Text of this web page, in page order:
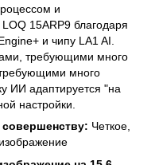
и
15ARP9 благодаря
и чипу LA1 AI.
требующими много
много
ИИ адаптируется "на
настройки.
совершенству: Четкое,